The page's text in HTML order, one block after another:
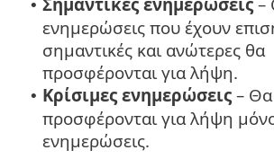
•
ενημερώσεις που έχουν
σημαντικές και ανώτερες θα
προσφέρονται για λήψη.
• Κρίσιμες ενημερώσεις – Θα
προσφέρονται για λήψη
ενημερώσεις.